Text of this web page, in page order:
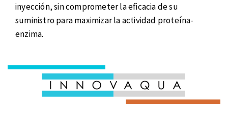
inyección, sin comprometer la eficacia de su
suministro para maximizar la actividad proteína-
enzima.